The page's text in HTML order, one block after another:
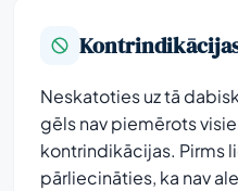
Neskatoties uz tā
gēls nav piemērots
kontrindikācijas. Pirms
pārliecināties, ka nav